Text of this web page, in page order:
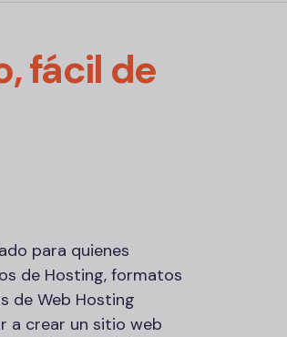
fácil de
para quienes
de Hosting, formatos
de Web Hosting
a crear un sitio web